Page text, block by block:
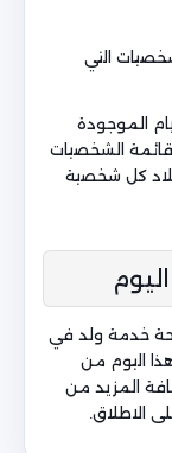
التي
الموجودة
الشخصيات
كل شخصية
خدمة ولد في
اليوم من
المزيد من
الاطلاق.